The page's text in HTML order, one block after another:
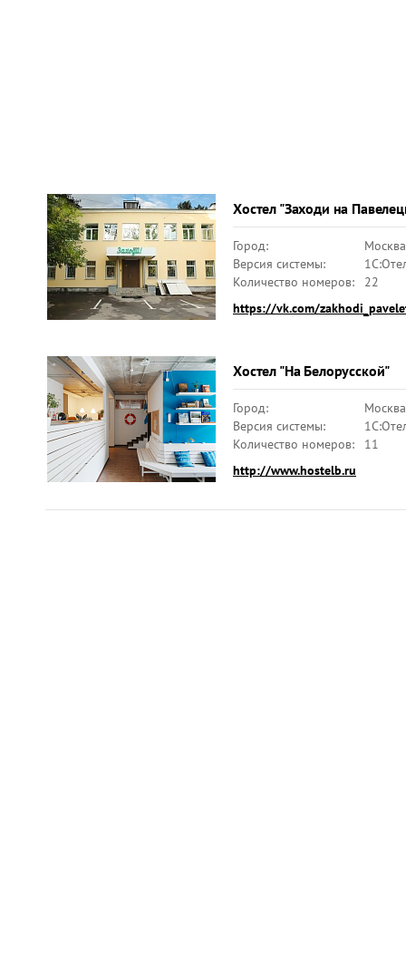
Хостел "Заходи на
Город:
Москва
Версия системы:
Количество номеров:
22
https://vk.com/
Хостел "На Белорусской"
Город:
Москва
Версия системы:
Количество номеров:
11
http://www.hostelb.ru